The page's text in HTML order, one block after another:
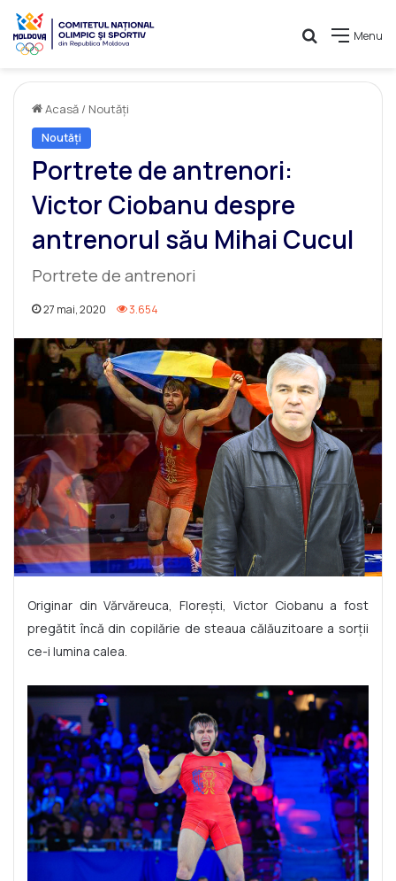
Menu
Caută
Acasă / Noutăți
Noutăți
Portrete de antrenori:
Victor Ciobanu despre
antrenorul său Mihai Cucul
Portrete de antrenori
27 mai, 2020 3.654
Originar din Vărvăreuca, Florești, Victor Ciobanu a fost
pregătit încă din copilărie de steaua călăuzitoare a sorții
ce-i lumina calea.